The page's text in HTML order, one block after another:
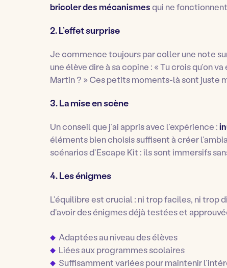
bricoler des mécanismesqui ne fonctionnent
2. L’effet surprise
Je commence toujours par coller une note
une élève dire à sa copine : « Tu crois qu’on
Martin ? » Ces petits moments-là sont juste
3. La mise en scène
Un conseil que j’ai appris avec l’expérience :
éléments bien choisis suffisent à créer
scénarios d’Escape Kit : ils sont immersifs
4. Les énigmes
L’équilibre est crucial : ni trop faciles, ni trop
d’avoir des énigmes déjà testées et
Adaptées au niveau des élèves
Liées aux programmes scolaires
Suffisamment variées pour maintenir